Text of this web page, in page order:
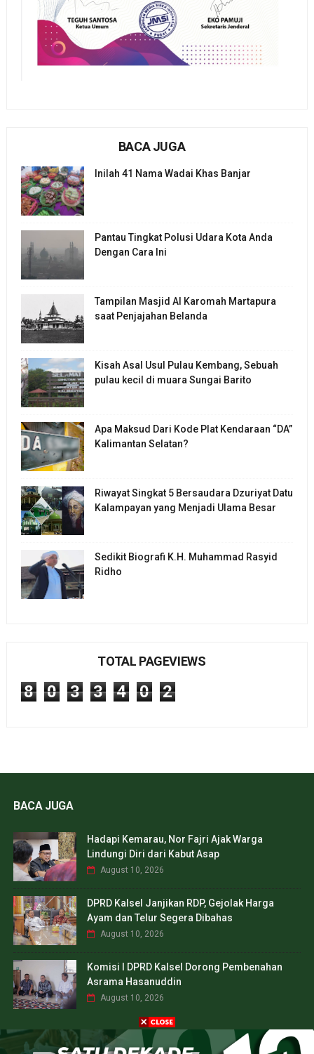
BACA JUGA
Inilah 41 Nama Wadai Khas Banjar
Pantau Tingkat Polusi Udara Kota Anda
Dengan Cara Ini
Tampilan Masjid Al Karomah Martapura
saat Penjajahan Belanda
Kisah Asal Usul Pulau Kembang, Sebuah
pulau kecil di muara Sungai Barito
Apa Maksud Dari Kode Plat Kendaraan “DA”
Kalimantan Selatan?
Riwayat Singkat 5 Bersaudara Dzuriyat Datu
Kalampayan yang Menjadi Ulama Besar
Sedikit Biografi K.H. Muhammad Rasyid
Ridho
TOTAL PAGEVIEWS
8 0 3 3 4 0 2
BACA JUGA
Hadapi Kemarau, Nor Fajri Ajak Warga
Lindungi Diri dari Kabut Asap
August 10, 2026
DPRD Kalsel Janjikan RDP, Gejolak Harga
Ayam dan Telur Segera Dibahas
August 10, 2026
Komisi I DPRD Kalsel Dorong Pembenahan
Asrama Hasanuddin
August 10, 2026